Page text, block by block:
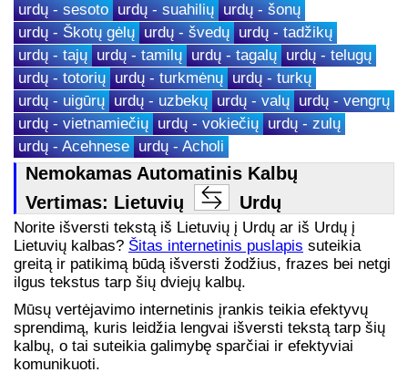
urdų - sesoto urdų - suahilių urdų - šonų
urdų - Škotų gėlų urdų - švedų urdų - tadžikų
urdų - tajų urdų - tamilų urdų - tagalų urdų - telugų
urdų - totorių urdų - turkmėnų urdų - turkų
urdų - uigūrų urdų - uzbekų urdų - valų urdų - vengrų
urdų - vietnamiečių urdų - vokiečių urdų - zulų
urdų - Acehnese urdų - Acholi
Nemokamas Automatinis Kalbų
Vertimas: Lietuvių
Urdų
Norite išversti tekstą iš Lietuvių į Urdų ar iš Urdų į
Lietuvių kalbas? Šitas internetinis puslapis suteikia
greitą ir patikimą būdą išversti žodžius, frazes bei netgi
ilgus tekstus tarp šių dviejų kalbų.
Mūsų vertėjavimo internetinis įrankis teikia efektyvų
sprendimą, kuris leidžia lengvai išversti tekstą tarp šių
kalbų, o tai suteikia galimybę sparčiai ir efektyviai
komunikuoti.